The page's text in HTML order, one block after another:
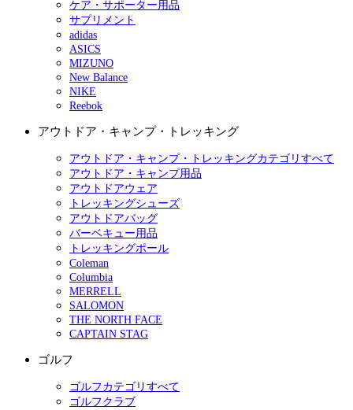
ケア・サポーター用品
サプリメント
adidas
ASICS
MIZUNO
New Balance
NIKE
Reebok
アウトドア・キャンプ・トレッキング
アウトドア・キャンプ・トレッキングカテゴリすべて
アウトドア・キャンプ用品
アウトドアウェア
トレッキングシューズ
アウトドアバッグ
バーベキュー用品
トレッキングポール
Coleman
Columbia
MERRELL
SALOMON
THE NORTH FACE
CAPTAIN STAG
ゴルフ
ゴルフカテゴリすべて
ゴルフクラブ